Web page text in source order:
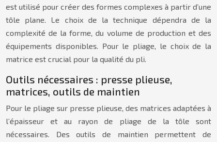
est utilisé pour créer des formes complexes à partir d’une
tôle plane. Le choix de la technique dépendra de la
complexité de la forme, du volume de production et des
équipements disponibles. Pour le pliage, le choix de la
matrice est crucial pour la qualité du pli.
Outils nécessaires : presse plieuse,
matrices, outils de maintien
Pour le pliage sur presse plieuse, des matrices adaptées à
l’épaisseur et au rayon de pliage de la tôle sont
nécessaires. Des outils de maintien permettent de